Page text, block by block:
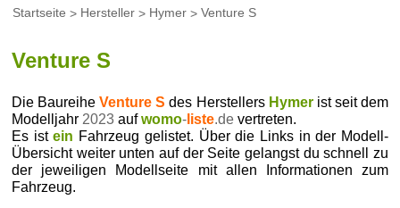
Startseite > Hersteller > Hymer >Venture S
Venture S
Die BaureiheVenture S des Herstellers Hymerist seit dem
Modelljahr 2023aufwomo-liste.devertreten.
Es istein Fahrzeug gelistet. Über die Links in der Modell-
Übersicht weiter unten auf der Seite gelangst du schnell zu
der jeweiligen Modellseite mit allen Informationen zum
Fahrzeug.